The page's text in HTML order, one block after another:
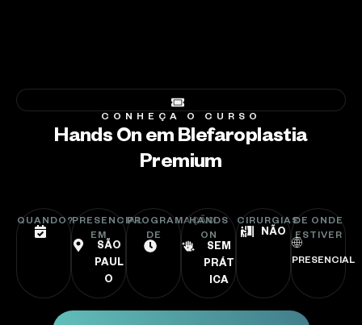
CONHEÇA O CURSO
Hands On em Blefaroplastia
Premium
QUANDO?PRESENCIAL
EM
SÃO
PAUL
O
PROGRAMAÇÃO
DE
HANDS
ON
SEM
PRÁT
ICA
CIRURGIAS
NÃO
DE ONDE
ESTIVER
PRESENCIAL